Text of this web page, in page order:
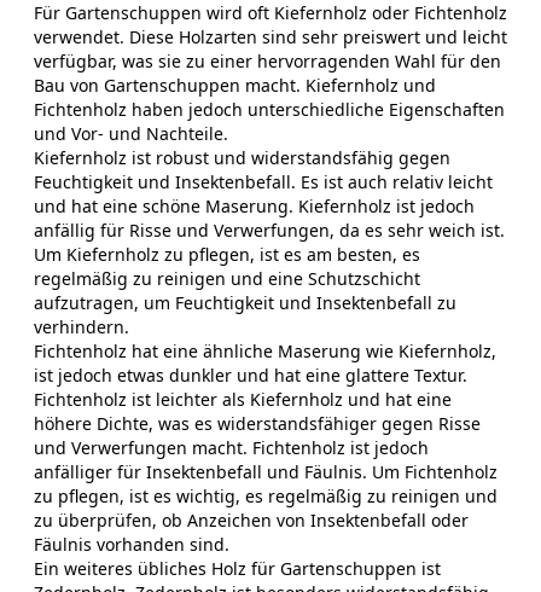
Für Gartenschuppen wird oft Kiefernholz oder Fichtenholz
verwendet. Diese Holzarten sind sehr preiswert und leicht
verfügbar, was sie zu einer hervorragenden Wahl für den
Bau von Gartenschuppen macht. Kiefernholz und
Fichtenholz haben jedoch unterschiedliche Eigenschaften
und Vor- und Nachteile.
Kiefernholz ist robust und widerstandsfähig gegen
Feuchtigkeit und Insektenbefall. Es ist auch relativ leicht
und hat eine schöne Maserung. Kiefernholz ist jedoch
anfällig für Risse und Verwerfungen, da es sehr weich ist.
Um Kiefernholz zu pflegen, ist es am besten, es
regelmäßig zu reinigen und eine Schutzschicht
aufzutragen, um Feuchtigkeit und Insektenbefall zu
verhindern.
Fichtenholz hat eine ähnliche Maserung wie Kiefernholz,
ist jedoch etwas dunkler und hat eine glattere Textur.
Fichtenholz ist leichter als Kiefernholz und hat eine
höhere Dichte, was es widerstandsfähiger gegen Risse
und Verwerfungen macht. Fichtenholz ist jedoch
anfälliger für Insektenbefall und Fäulnis. Um Fichtenholz
zu pflegen, ist es wichtig, es regelmäßig zu reinigen und
zu überprüfen, ob Anzeichen von Insektenbefall oder
Fäulnis vorhanden sind.
Ein weiteres übliches Holz für Gartenschuppen ist